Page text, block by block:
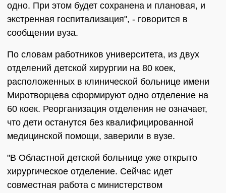
одно. При этом будет сохранена и плановая, и
экстренная госпитализация", - говорится в
сообщении вуза.
По словам работников университета, из двух
отделений детской хирургии на 80 коек,
расположенных в клинической больнице имени
Миротворцева сформируют одно отделение на
60 коек. Реорганизация отделения не означает,
что дети останутся без квалифицированной
медицинской помощи, заверили в вузе.
"В Областной детской больнице уже открыто
хирургическое отделение. Сейчас идет
совместная работа с министерством